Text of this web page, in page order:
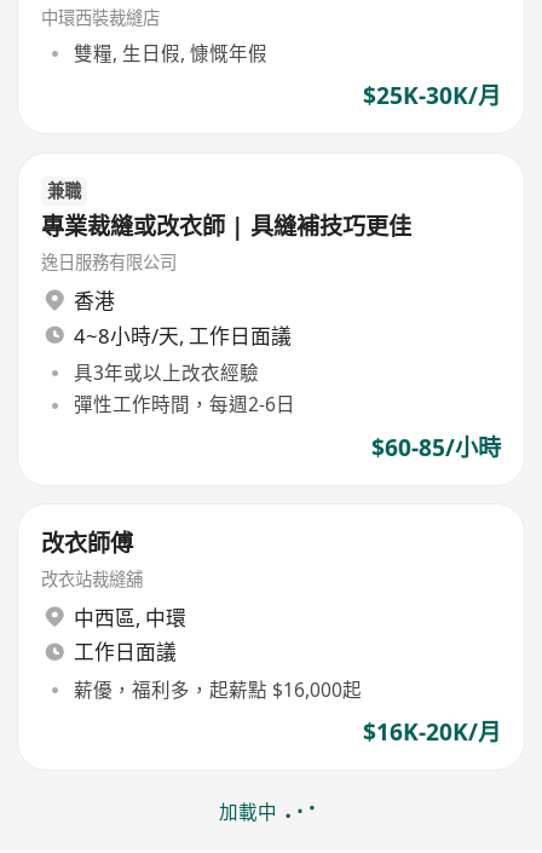
中環西裝裁縫店
雙糧, 生日假, 慷慨年假
$25K-30K/月
兼職
專業裁縫或改衣師 | 具縫補技巧更佳
逸日服務有限公司
香港
4~8小時/天, 工作日面議
具3年或以上改衣經驗
彈性工作時間，每週2-6日
$60-85/小時
改衣師傅
改衣站裁縫舖
中西區, 中環
工作日面議
薪優，福利多，起薪點 $16,000起
$16K-20K/月
加載中